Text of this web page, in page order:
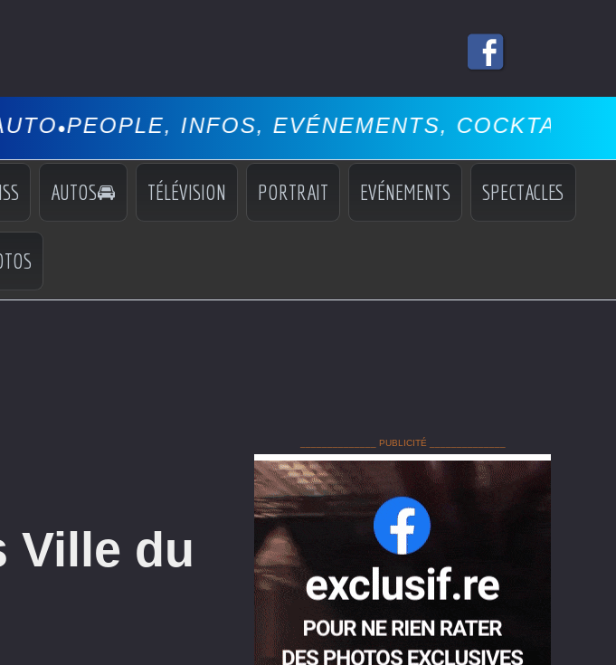
INFOS, EVÉNEMENTS, COCKTAILS, MISS,
AUTOS🚘 TÉLÉVISION PORTRAIT EVÉNEMENTS SPECTACLES
Ville du
______________ PUBLICITÉ ______________